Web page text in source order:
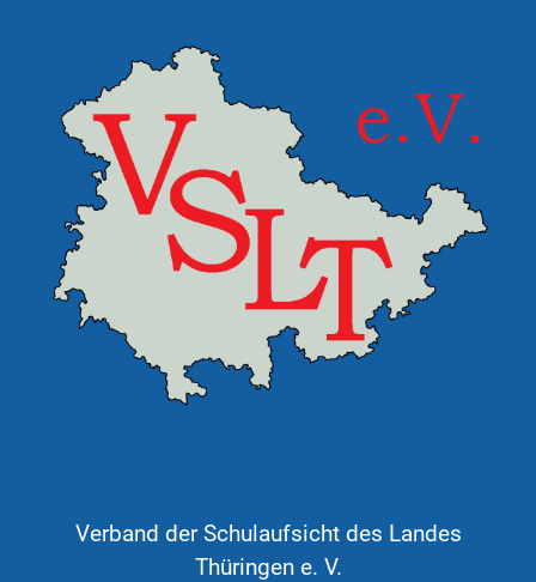
Verband der Schulaufsicht des Landes
Thüringen e. V.